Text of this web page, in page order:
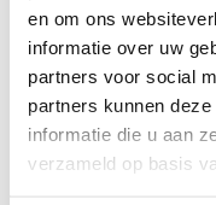
en om ons
informatie over uw
partners voor social
partners kunnen
informatie die u aan
verzameld op basis
Home/Producten/NIVEAU
muurverf/ Renovatieverf
Basis Wit